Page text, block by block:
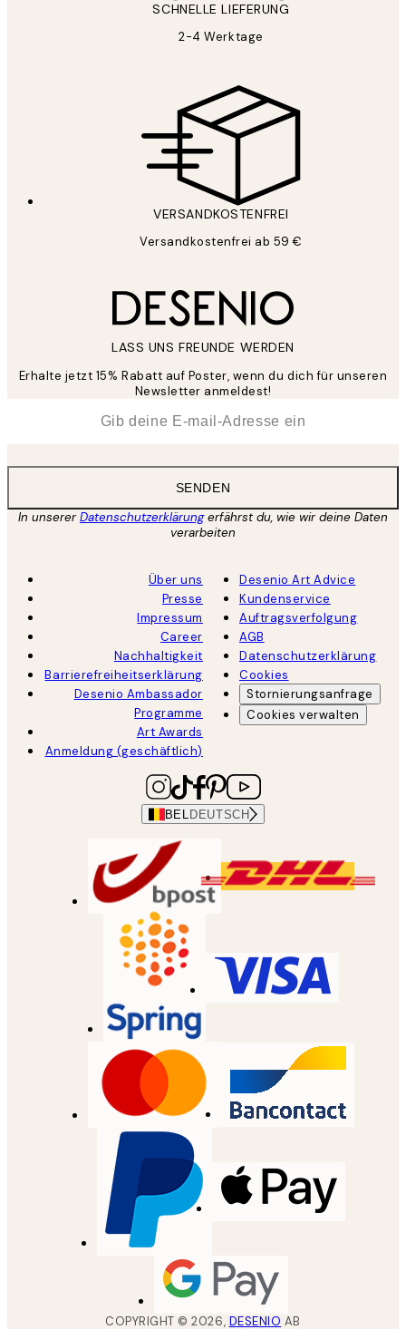
SCHNELLE LIEFERUNG
2-4 Werktage
VERSANDKOSTENFREI
Versandkostenfrei ab 59 €
LASS UNS FREUNDE WERDEN
Erhalte jetzt 15% Rabatt auf Poster, wenn du dich für unseren
Newsletter anmeldest!
SENDEN
In unsererDatenschutzerklärungerfährst du, wie wir deine Daten
verarbeiten
Über uns
Presse
Impressum
Career
Nachhaltigkeit
Barrierefreiheitserklärung
Desenio Ambassador
Programme
Art Awards
Anmeldung (geschäftlich)
Desenio Art Advice
Kundenservice
Auftragsverfolgung
AGB
Datenschutzerklärung
Cookies
Stornierungsanfrage
Cookies verwalten
BEL DEUTSCH
COPYRIGHT ©2026, DESENIO AB